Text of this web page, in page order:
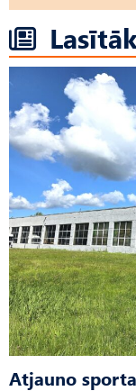
Atjauno